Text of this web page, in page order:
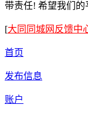
带责任! 希望我们的
[大同同城网反馈中
首页
发布信息
账户